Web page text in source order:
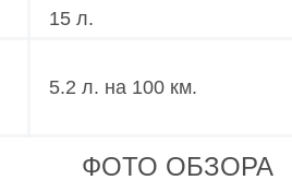
15 л.
5.2 л. на 100 км.
ФОТО ОБЗОРА